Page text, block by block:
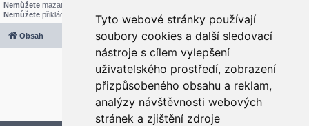
Tyto webové stránky používají
soubory cookies a další sledovací
nástroje s cílem vylepšení
uživatelského prostředí, zobrazení
přizpůsobeného obsahu a reklam,
analýzy návštěvnosti webových
stránek a zjištění zdroje
Nemůžete mazat své příspěvky v tomto fóru
Nemůžete přikládat soubory v tomto fóru
Obsah Všechny časy jsou vUTC+02:00
2020 © ASTRA - CZ s.r.o.
Založeno naphpBB® Forum Software © phpBB Limited
Český překlad – phpBB.cz
Optimized by:
phpBB SEO
Soukromí | Podmínky